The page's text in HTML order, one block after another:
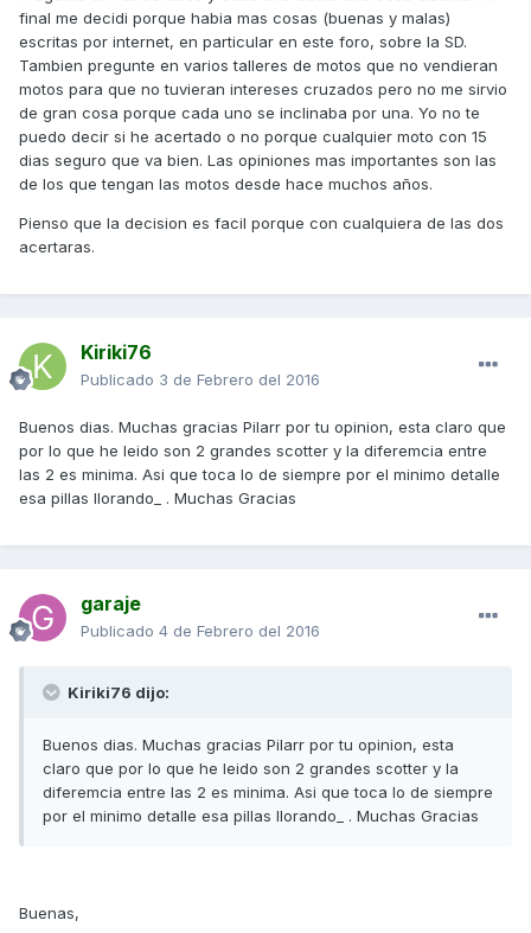
final me decidi porque habia mas cosas (buenas y malas)
escritas por internet, en particular en este foro, sobre la SD.
Tambien pregunte en varios talleres de motos que no vendieran
motos para que no tuvieran intereses cruzados pero no me sirvio
de gran cosa porque cada uno se inclinaba por una. Yo no te
puedo decir si he acertado o no porque cualquier moto con 15
dias seguro que va bien. Las opiniones mas importantes son las
de los que tengan las motos desde hace muchos años.
Pienso que la decision es facil porque con cualquiera de las dos
acertaras.
Kiriki76
Publicado 3 de Febrero del 2016
Buenos dias. Muchas gracias Pilarr por tu opinion, esta claro que
por lo que he leido son 2 grandes scotter y la diferemcia entre
las 2 es minima. Asi que toca lo de siempre por el minimo detalle
esa pillas llorando_ . Muchas Gracias
garaje
Publicado 4 de Febrero del 2016
Kiriki76 dijo:
Buenos dias. Muchas gracias Pilarr por tu opinion, esta
claro que por lo que he leido son 2 grandes scotter y la
diferemcia entre las 2 es minima. Asi que toca lo de siempre
por el minimo detalle esa pillas llorando_ . Muchas Gracias
Buenas,